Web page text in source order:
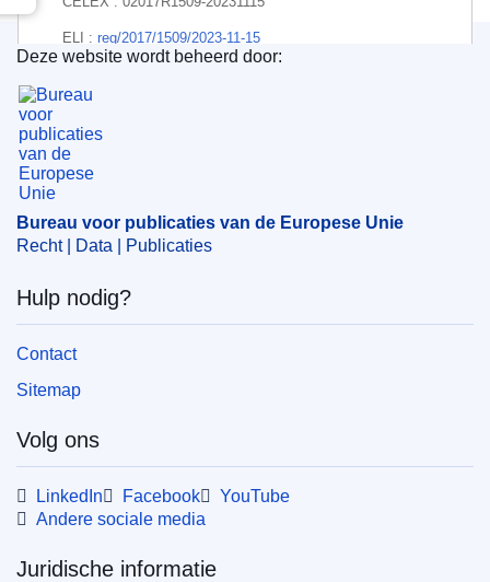
ELI : reg/2017/1509/2023-11-15
EDITION : 2ad58662-90f4-11ed-b508-01aa75ed71a1
EDITION : 29827c37-6fe3-11ed-9887-01aa75ed71a1
EDITION : f44a4842-497a-11ed-92ed-01aa75ed71a1
EDITION : 75b9eeaf-ebda-11ec-a534-01aa75ed71a1
EDITION : 1af6e56e-ca2d-11ec-b6f4-01aa75ed71a1
EDITION : b9184317-3e08-11ef-ab8f-01aa75ed71a1
EDITION : b35e4517-5f1b-11ef-a8ba-01aa75ed71a1
Bureau voor publicaties van de Europese Unie
Deze website wordt beheerd door:
Bureau voor publicaties van de Europese Unie
Recht | Data | Publicaties
Hulp nodig?
Contact
Sitemap
Volg ons
LinkedIn Facebook
YouTube
Andere sociale media
Juridische informatie